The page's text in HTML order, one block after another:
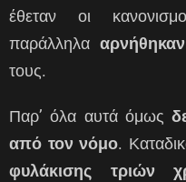
έθεταν οι
παράλληλα
τους.
Παρ’ όλα αυτά όμως
από τον νόμο.
φυλάκισης τριών